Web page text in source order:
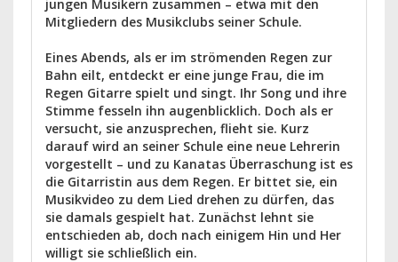
jungen Musikern zusammen – etwa mit den
Mitgliedern des Musikclubs seiner Schule.
Eines Abends, als er im strömenden Regen zur
Bahn eilt, entdeckt er eine junge Frau, die im
Regen Gitarre spielt und singt. Ihr Song und ihre
Stimme fesseln ihn augenblicklich. Doch als er
versucht, sie anzusprechen, flieht sie. Kurz
darauf wird an seiner Schule eine neue Lehrerin
vorgestellt – und zu Kanatas Überraschung ist es
die Gitarristin aus dem Regen. Er bittet sie, ein
Musikvideo zu dem Lied drehen zu dürfen, das
sie damals gespielt hat. Zunächst lehnt sie
entschieden ab, doch nach einigem Hin und Her
willigt sie schließlich ein.